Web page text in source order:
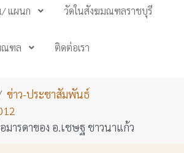
แผนก วัดในสังฆมณฑลราชบุรี
ณฑล ติดต่อเรา
ข่าว-ประชาสัมพันธ์
มารดาของ อ.เชษฐ ชาวนาแก้ว